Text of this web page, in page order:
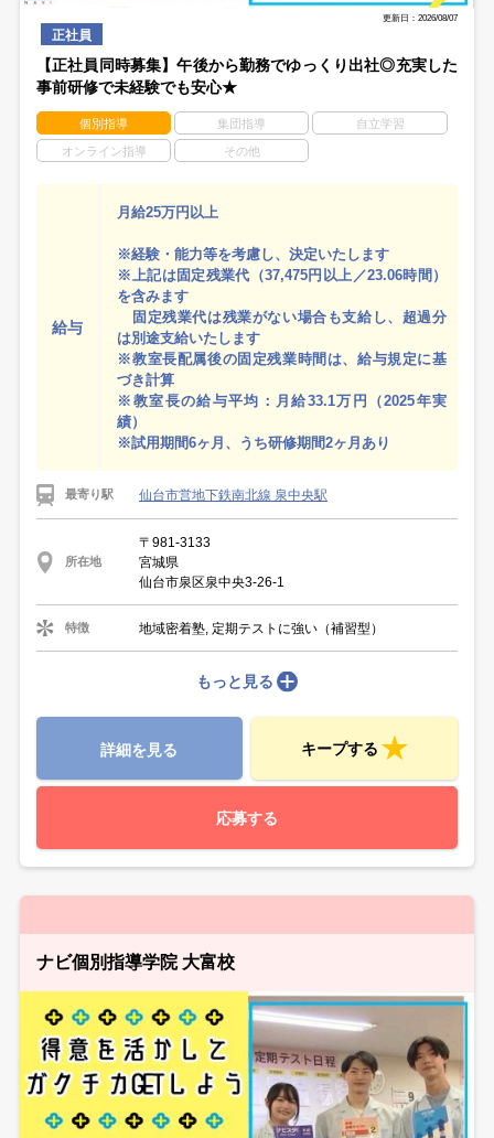
更新日：2026/08/07
正社員
【正社員同時募集】午後から勤務でゆっくり出社◎充実した
事前研修で未経験でも安心★
個別指導 集団指導 自立学習
オンライン指導 その他
給与
月給25万円以上
※経験・能力等を考慮し、決定いたします
※上記は固定残業代（37,475円以上／23.06時間）
を含みます
固定残業代は残業がない場合も支給し、超過分
は別途支給いたします
※教室長配属後の固定残業時間は、給与規定に基
づき計算
※教室長の給与平均：月給33.1万円（2025年実
績）
※試用期間6ヶ月、うち研修期間2ヶ月あり
最寄り駅 仙台市営地下鉄南北線 泉中央駅
所在地
〒981-3133
宮城県
仙台市泉区泉中央3-26-1
特徴 地域密着塾, 定期テストに強い（補習型）
もっと見る
詳細を見る キープする
応募する
ナビ個別指導学院 大富校